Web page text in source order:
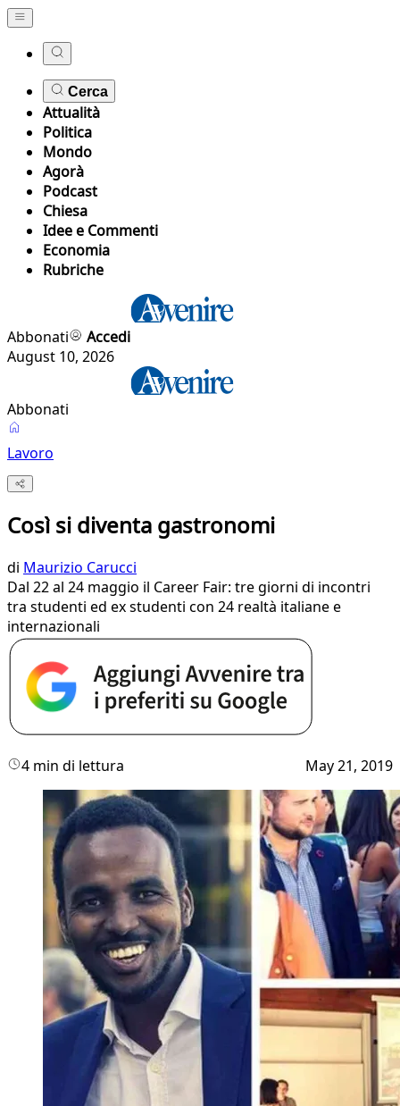
Cerca
Attualità
Politica
Mondo
Agorà
Podcast
Chiesa
Idee e Commenti
Economia
Rubriche
Abbonati
Accedi
August 10, 2026
Abbonati
Lavoro
Così si diventa gastronomi
di Maurizio Carucci
Dal 22 al 24 maggio il Career Fair: tre giorni di incontri
tra studenti ed ex studenti con 24 realtà italiane e
internazionali
4 min di lettura May 21, 2019